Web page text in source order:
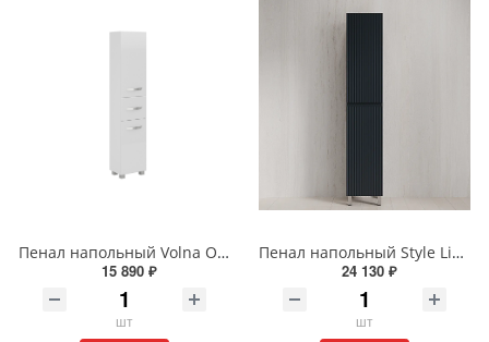
Пенал напольный Volna Onda 40 tpONDA80.2Y-01 белый
15 890 ₽
шт
Пенал напольный Style Line МАРОККО 36 см ЛС-00002512 графит
24 130 ₽
шт